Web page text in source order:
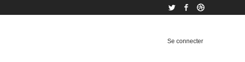
Twitter Facebook
Se connecter